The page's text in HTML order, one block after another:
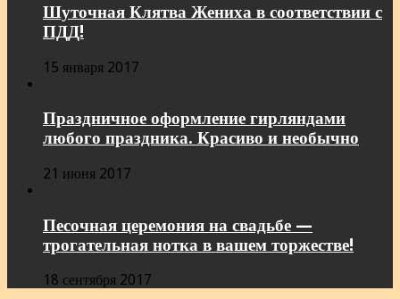
Шуточная Клятва Жениха в соответствии с
ПДД!
15 января 2017
Праздничное оформление гирляндами
любого праздника. Красиво и необычно
21 июня 2017
Песочная церемония на свадьбе —
трогательная нотка в вашем торжестве!
18 сентября 2017